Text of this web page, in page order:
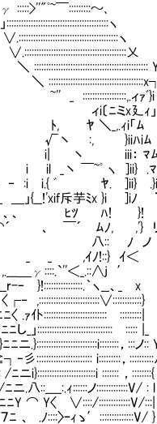
～､
ヽ
ヽ
乂
ィｧﾞ}i
x廴ｨ」
_,.ｨi「ﾑ
}iiﾊiﾑ
： ﾏ
~ﾟ ヽ ]ii} .ﾏ
〉 話した内容を
斥芋ﾐx }i ]iﾉ
ﾊ! }! ： ・パ
リ ・やる夫パー
ﾉ ノ 以降
ｲ＜ ・やる夫パ
＜_.::∧j ′ ライ
__、_ x ・ライ
・アー
|_
，:::ノ::
i:::::::::，::::::::::
::::::: ，::::::::{
ｨ::::::ノ:::::::::::::V/ : l
〈 ∨::::/:::::::::::::V/:::|
〉ｰｨゝ′::::::::::::::V/ }